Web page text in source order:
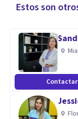
Estos son
Contactar